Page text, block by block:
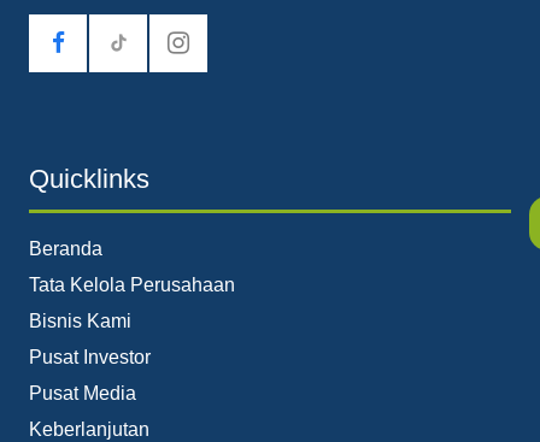
tiktok
Quicklinks
Beranda
Tata Kelola Perusahaan
Bisnis Kami
Pusat Investor
Pusat Media
Keberlanjutan